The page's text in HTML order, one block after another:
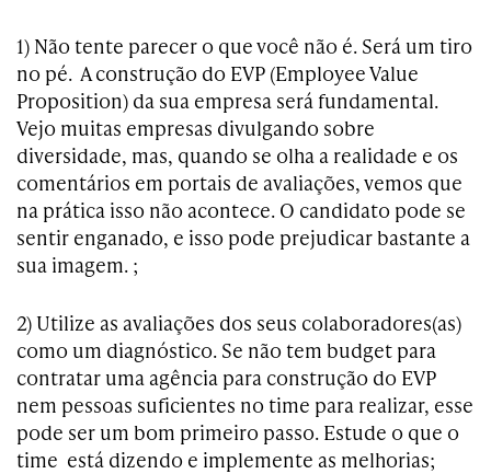
1) Não tente parecer o que você não é. Será um tiro
no pé. A construção do EVP (Employee Value
Proposition) da sua empresa será fundamental.
Vejo muitas empresas divulgando sobre
diversidade, mas, quando se olha a realidade e os
comentários em portais de avaliações, vemos que
na prática isso não acontece. O candidato pode se
sentir enganado, e isso pode prejudicar bastante a
sua imagem. ;
2) Utilize as avaliações dos seus colaboradores(as)
como um diagnóstico. Se não tem budget para
contratar uma agência para construção do EVP
nem pessoas suficientes no time para realizar, esse
pode ser um bom primeiro passo. Estude o que o
time está dizendo e implemente as melhorias;